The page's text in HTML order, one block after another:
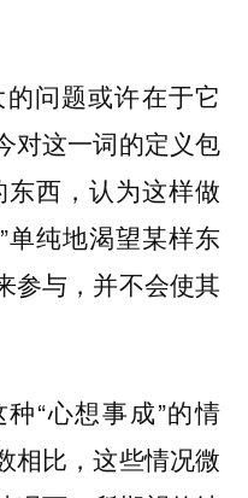
的问题或许在于它
对这一词的定义包
西，认为这样做
单纯地渴望某样东
参与，并不会使其
“心想事成”的情
相比，这些情况微